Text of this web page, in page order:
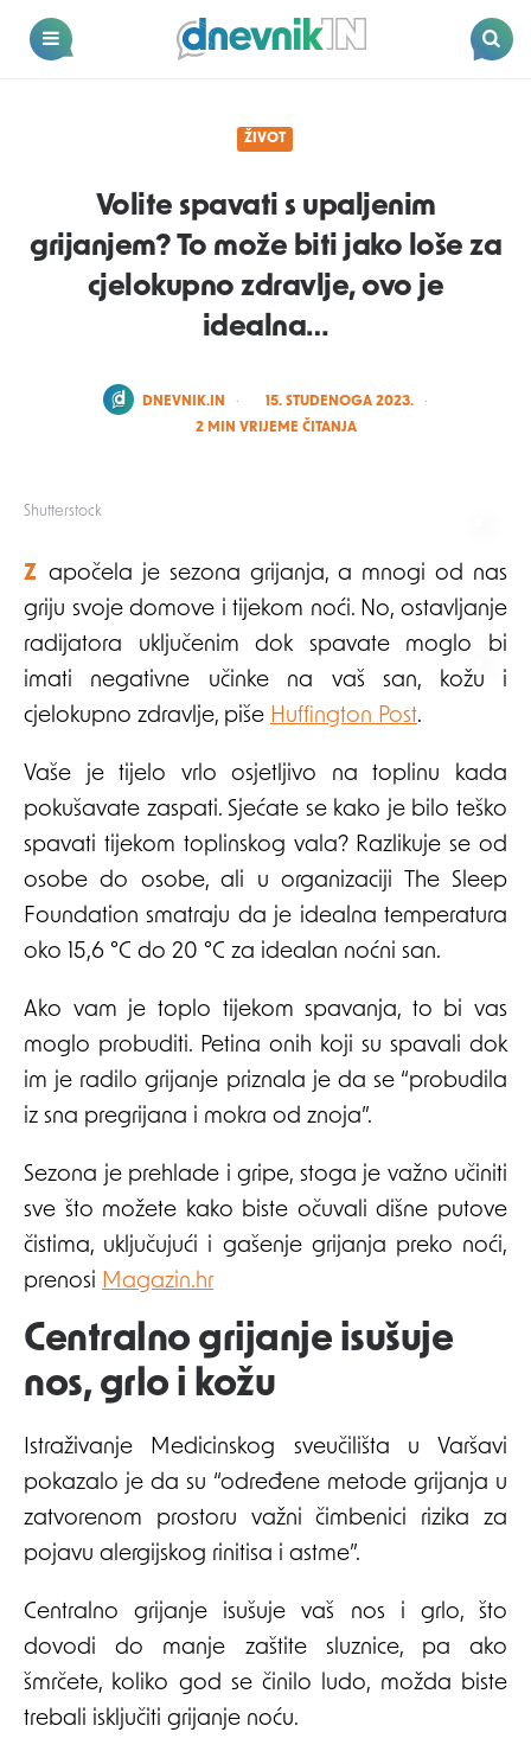
Dnevnik.in
Shutterstock
ŽIVOT
Volite spavati s upaljenim
grijanjem? To može biti jako loše za
cjelokupno zdravlje, ovo je
idealna…
POSTED
DNEVNIK.IN
15. STUDENOGA 2023.
2 MIN VRIJEME ČITANJA
Započela je sezona grijanja, a mnogi od nas
griju svoje domove i tijekom noći. No, ostavljanje
radijatora uključenim dok spavate moglo bi
imati negativne učinke na vaš san, kožu i
cjelokupno zdravlje, piše Huffington Post.
Vaše je tijelo vrlo osjetljivo na toplinu kada
pokušavate zaspati. Sjećate se kako je bilo teško
spavati tijekom toplinskog vala? Razlikuje se od
osobe do osobe, ali u organizaciji The Sleep
Foundation smatraju da je idealna temperatura
oko 15,6 °C do 20 °C za idealan noćni san.
Ako vam je toplo tijekom spavanja, to bi vas
moglo probuditi. Petina onih koji su spavali dok
im je radilo grijanje priznala je da se “probudila
iz sna pregrijana i mokra od znoja”.
Sezona je prehlade i gripe, stoga je važno učiniti
sve što možete kako biste očuvali dišne ​​putove
čistima, uključujući i gašenje grijanja preko noći,
prenosi Magazin.hr
Centralno grijanje isušuje
nos, grlo i kožu
Istraživanje Medicinskog sveučilišta u Varšavi
pokazalo je da su “određene metode grijanja u
zatvorenom prostoru važni čimbenici rizika za
pojavu alergijskog rinitisa i astme”.
Centralno grijanje isušuje vaš nos i grlo, što
dovodi do manje zaštite sluznice, pa ako
šmrčete, koliko god se činilo ludo, možda biste
trebali isključiti grijanje noću.